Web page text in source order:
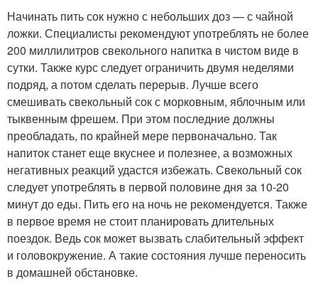
Начинать пить сок нужно с небольших доз — с чайной
ложки. Специалисты рекомендуют употреблять не более
200 миллилитров свекольного напитка в чистом виде в
сутки. Также курс следует ограничить двумя неделями
подряд, а потом сделать перерыв. Лучше всего
смешивать свекольный сок с морковным, яблочным или
тыквенным фрешем. При этом последние должны
преобладать, по крайней мере первоначально. Так
напиток станет еще вкуснее и полезнее, а возможных
негативных реакций удастся избежать. Свекольный сок
следует употреблять в первой половине дня за 10-20
минут до еды. Пить его на ночь не рекомендуется. Также
в первое время не стоит планировать длительных
поездок. Ведь сок может вызвать слабительный эффект
и головокружение. А такие состояния лучше переносить
в домашней обстановке.